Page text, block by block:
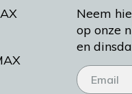
Neem
op onze
en